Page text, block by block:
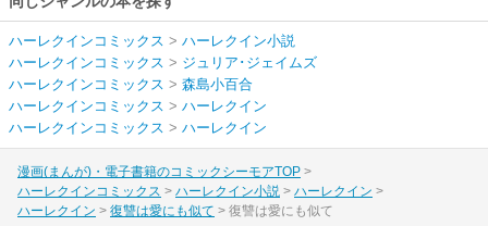
ハーレクインコミックス > ハーレクイン小説
ハーレクインコミックス > ジュリア･ジェイムズ
ハーレクインコミックス > 森島小百合
ハーレクインコミックス > ハーレクイン
ハーレクインコミックス > ハーレクイン
漫画(まんが)・電子書籍のコミックシーモアTOP
ハーレクインコミックス
ハーレクイン小説
ハーレクイン
ハーレクイン
復讐は愛にも似て 復讐は愛にも似て